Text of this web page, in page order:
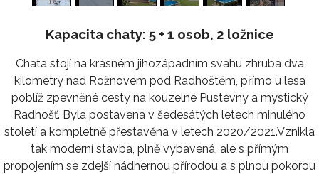
Kapacita chaty: 5 + 1 osob, 2 ložnice
Chata stojí na krásném jihozápadním svahu zhruba dva
kilometry nad Rožnovem pod Radhoštěm, přímo u lesa
poblíž zpevněné cesty na kouzelné Pustevny a mystický
Radhošť. Byla postavena v šedesátých letech minulého
století a kompletně přestavěna v letech 2020/2021.Vznikla
tak moderní stavba, plně vybavená, ale s přímým
propojením se zdejší nádhernou přírodou a s plnou pokorou